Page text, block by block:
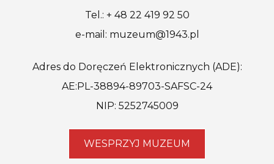
Tel.: + 48 22 419 92 50
e-mail: muzeum@1943.pl
Adres do Doręczeń Elektronicznych (ADE):
AE:PL-38894-89703-SAFSC-24
NIP: 5252745009
WESPRZYJ MUZEUM